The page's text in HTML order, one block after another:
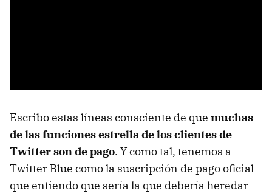
Escribo estas líneas consciente de que muchas
de las funciones estrella de los clientes de
Twitter son de pago. Y como tal, tenemos a
Twitter Blue como la suscripción de pago oficial
que entiendo que sería la que debería heredar